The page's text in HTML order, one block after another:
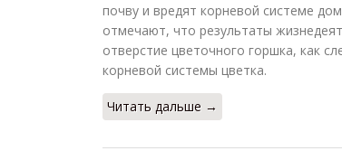
почву и вредят корневой системе
отмечают, что результаты
отверстие цветочного горшка, как
корневой системы цветка.
Читать дальше →